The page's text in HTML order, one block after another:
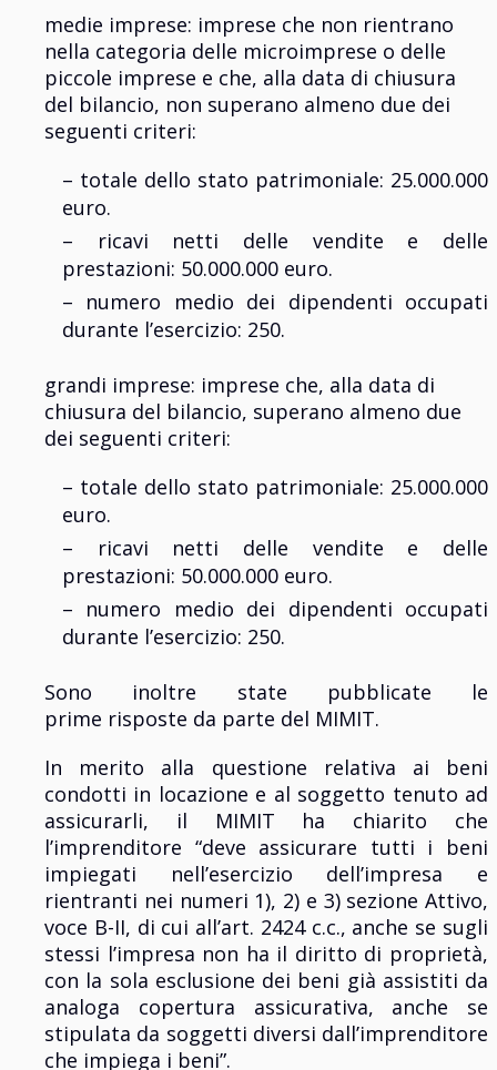
medie imprese: imprese che non rientrano
nella categoria delle microimprese o delle
piccole imprese e che, alla data di chiusura
del bilancio, non superano almeno due dei
seguenti criteri:​
– totale dello stato patrimoniale: 25.000.000
euro.​
– ricavi netti delle vendite e delle
prestazioni: 50.000.000 euro.​
– numero medio dei dipendenti occupati
durante l’esercizio: 250.​
grandi imprese: imprese che, alla data di
chiusura del bilancio, superano almeno due
dei seguenti criteri:​
– totale dello stato patrimoniale: 25.000.000
euro.​
– ricavi netti delle vendite e delle
prestazioni: 50.000.000 euro.​
– numero medio dei dipendenti occupati
durante l’esercizio: 250.​
Sono inoltre state pubblicate le
prime risposte da parte del MIMIT.
In merito alla questione relativa ai beni
condotti in locazione e al soggetto tenuto ad
assicurarli, il MIMIT ha chiarito che
l’imprenditore “deve assicurare tutti i beni
impiegati nell’esercizio dell’impresa e
rientranti nei numeri 1), 2) e 3) sezione Attivo,
voce B-II, di cui all’art. 2424 c.c., anche se sugli
stessi l’impresa non ha il diritto di proprietà,
con la sola esclusione dei beni già assistiti da
analoga copertura assicurativa, anche se
stipulata da soggetti diversi dall’imprenditore
che impiega i beni”.